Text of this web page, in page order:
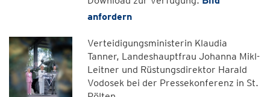
anfordern
Verteidigungsministerin Klaudia
Tanner, Landeshauptfrau Johanna Mikl-
Leitner und Rüstungsdirektor Harald
Vodosek bei der Pressekonferenz in St.